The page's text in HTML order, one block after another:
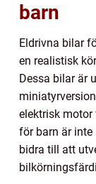
barn
Eldrivna bilar
en realistisk
Dessa bilar är
elektrisk
för barn är inte
bidra till att